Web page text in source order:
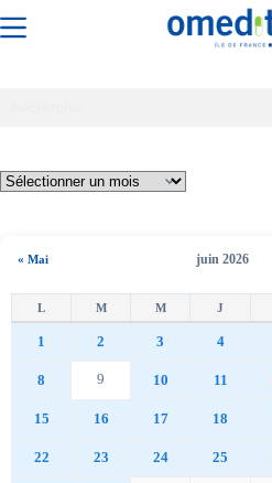
au
« Mai juin 2026
1 2 3 4
8 9 10 11
15 16 17 18
22 23 24 25